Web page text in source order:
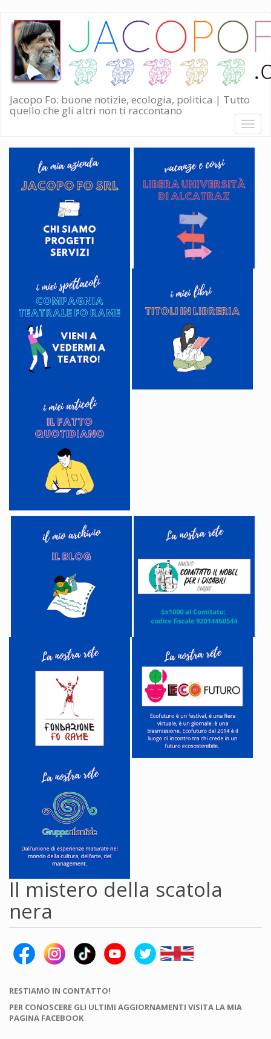
Salta
contenuto
principale
Jacopo Fo: buone notizie, ecologia, politica | Tutto
quello che gli altri non ti raccontano
Toggle
Il mistero della scatola
nera
RESTIAMO IN CONTATTO!
PER CONOSCERE GLI ULTIMI AGGIORNAMENTI VISITA LA MIA
PAGINA FACEBOOK